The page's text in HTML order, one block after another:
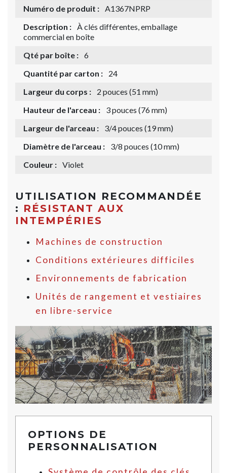
Numéro de produit : A1367NPRP
Description : À clés différentes, emballage
commercial en boîte
Qté par boîte : 6
Quantité par carton :
24
Largeur du corps :
2 pouces (51 mm)
Hauteur de l'arceau :
3 pouces (76 mm)
Largeur de l'arceau :
3/4 pouces (19 mm)
Diamètre de l'arceau :
3/8 pouces (10 mm)
Couleur : Violet
UTILISATION RECOMMANDÉE
: RÉSISTANT AUX
INTEMPÉRIES
Machines de construction
Conditions extérieures difficiles
Environnements de fabrication
Unités de rangement et vestiaires
en libre-service
OPTIONS DE
PERSONNALISATION